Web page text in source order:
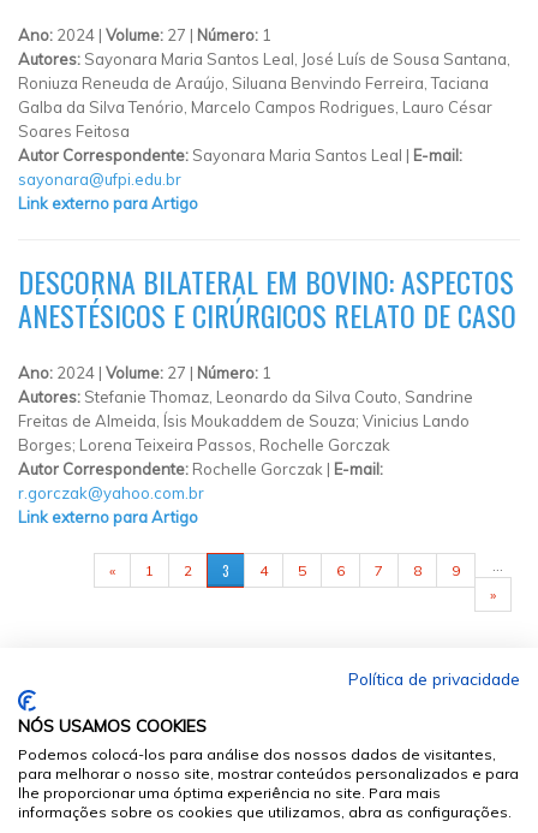
Ano: 2024 | Volume: 27 | Número: 1
Autores: Sayonara Maria Santos Leal, José Luís de Sousa Santana,
Roniuza Reneuda de Araújo, Siluana Benvindo Ferreira, Taciana
Galba da Silva Tenório, Marcelo Campos Rodrigues, Lauro César
Soares Feitosa
Autor Correspondente: Sayonara Maria Santos Leal | E-mail:
sayonara@ufpi.edu.br
Link externo para Artigo
DESCORNA BILATERAL EM BOVINO: ASPECTOS
ANESTÉSICOS E CIRÚRGICOS RELATO DE CASO
Ano: 2024 | Volume: 27 | Número: 1
Autores: Stefanie Thomaz, Leonardo da Silva Couto, Sandrine
Freitas de Almeida, Ísis Moukaddem de Souza; Vinicius Lando
Borges; Lorena Teixeira Passos, Rochelle Gorczak
Autor Correspondente: Rochelle Gorczak | E-mail:
r.gorczak@yahoo.com.br
Link externo para Artigo
PÁGINAS
« 1 2 3 4 5 6 7 8 9
»
Política de privacidade
NÓS USAMOS COOKIES
Podemos colocá-los para análise dos nossos dados de visitantes,
para melhorar o nosso site, mostrar conteúdos personalizados e para
lhe proporcionar uma óptima experiência no site. Para mais
informações sobre os cookies que utilizamos, abra as configurações.